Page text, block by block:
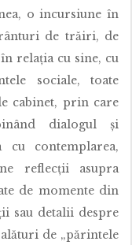
o incursiune în
de trăiri, de
relația cu sine, cu
sociale, toate
cabinet, prin care
dialogul și
contemplarea,
reflecții asupra
de momente din
sau detalii despre
de „părintele